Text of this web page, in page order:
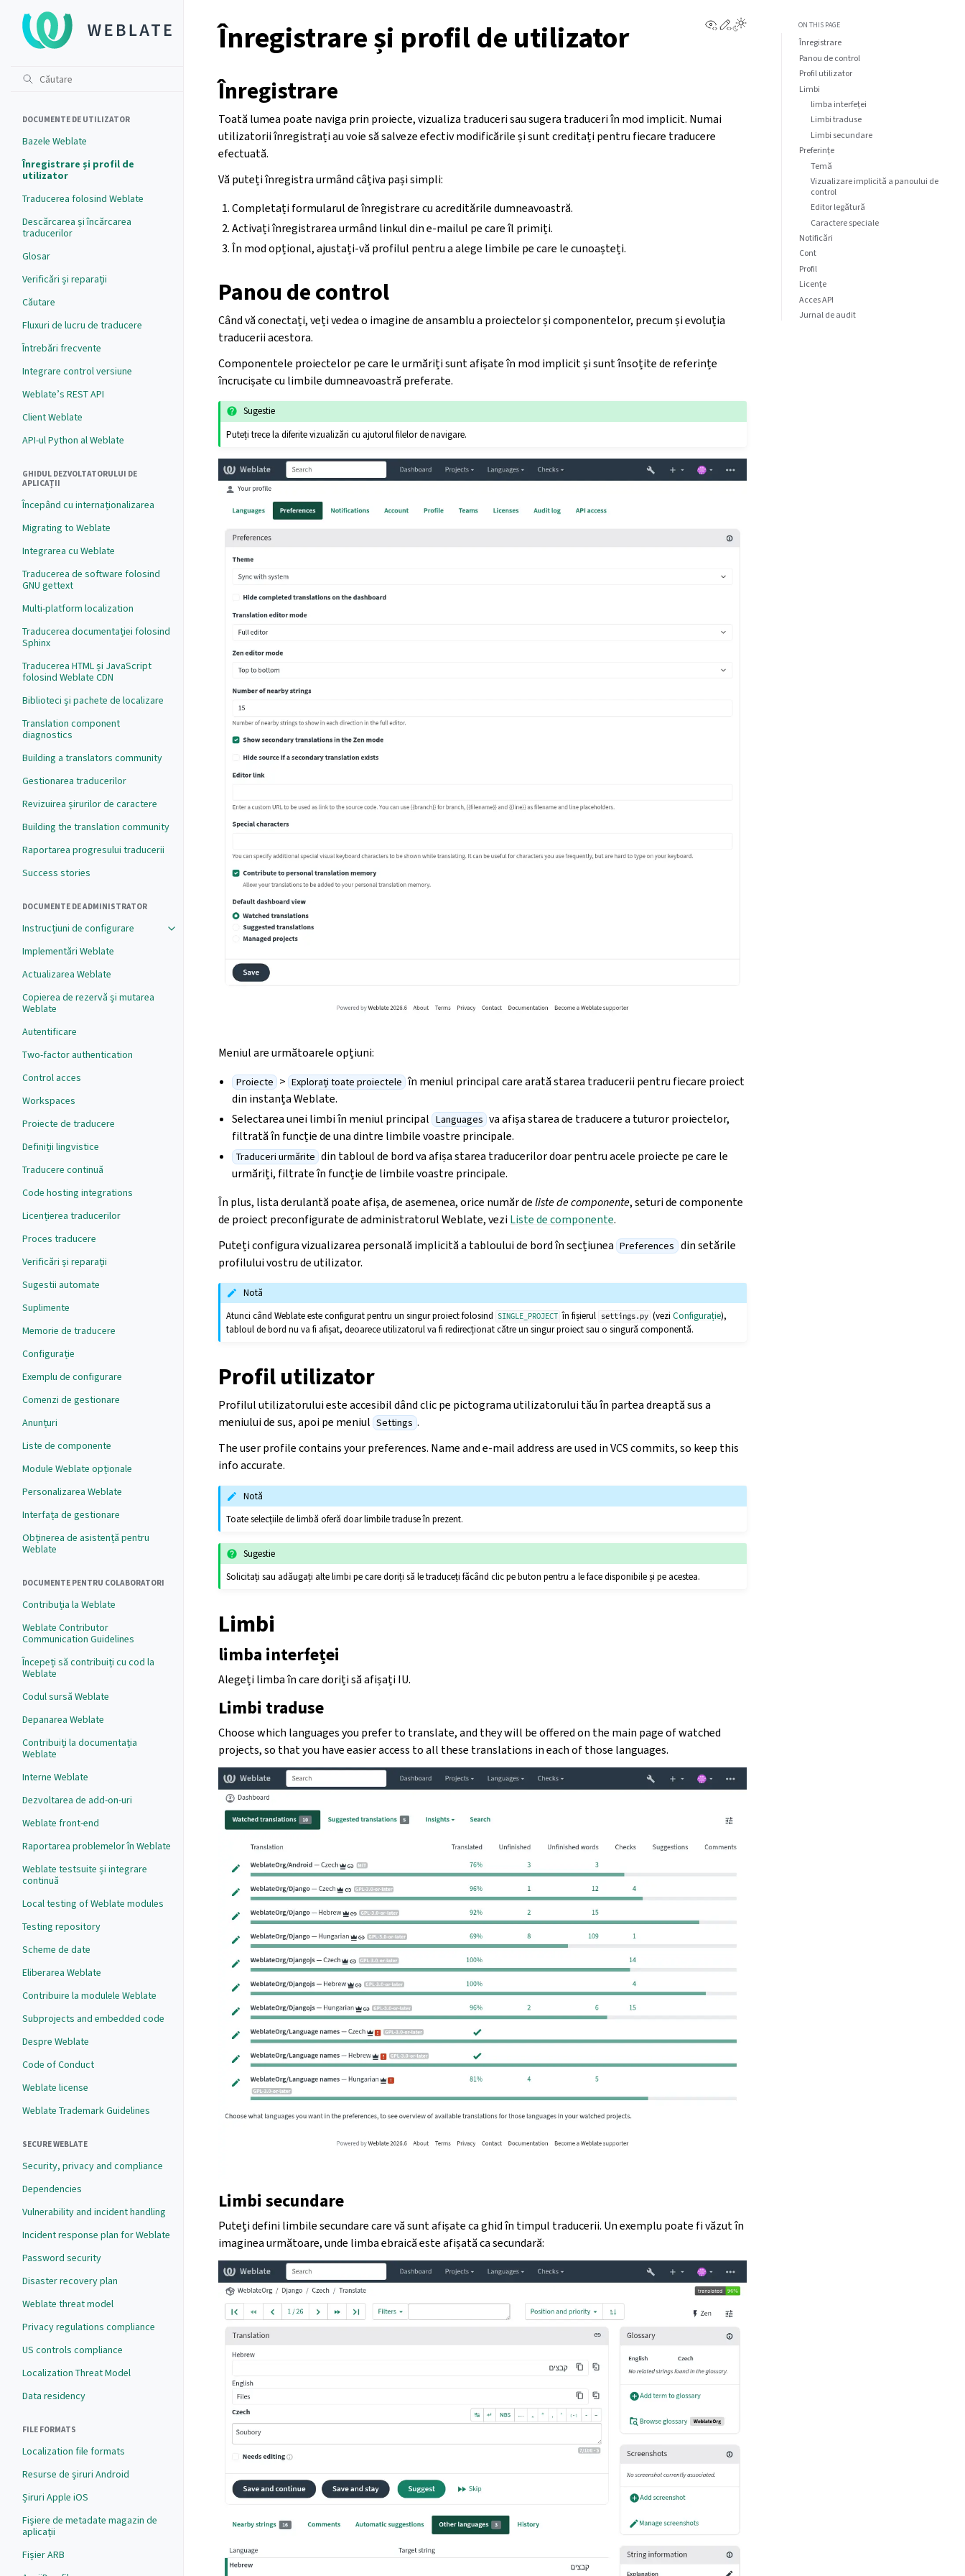
DOCUMENTE DE UTILIZATOR
Bazele Weblate
Înregistrare și profil de
utilizator
Traducerea folosind Weblate
Descărcarea și încărcarea
traducerilor
Glosar
Verificări și reparații
Căutare
Fluxuri de lucru de traducere
Întrebări frecvente
Integrare control versiune
Weblate’s REST API
Client Weblate
API-ul Python al Weblate
GHIDUL DEZVOLTATORULUI DE
APLICAȚII
Începând cu internaționalizarea
Migrating to Weblate
Integrarea cu Weblate
Traducerea de software folosind
GNU gettext
Multi-platform localization
Traducerea documentației folosind
Sphinx
Traducerea HTML și JavaScript
folosind Weblate CDN
Biblioteci și pachete de localizare
Translation component
diagnostics
Building a translators community
Gestionarea traducerilor
Revizuirea șirurilor de caractere
Building the translation community
Raportarea progresului traducerii
Success stories
DOCUMENTE DE ADMINISTRATOR
Instrucțiuni de configurare
Implementări Weblate
Actualizarea Weblate
Copierea de rezervă și mutarea
Weblate
Autentificare
Two-factor authentication
Control acces
Workspaces
Proiecte de traducere
Definiții lingvistice
Traducere continuă
Code hosting integrations
Licențierea traducerilor
Proces traducere
Verificări și reparații
Sugestii automate
Suplimente
Memorie de traducere
Configurație
Exemplu de configurare
Comenzi de gestionare
Anunțuri
Liste de componente
Module Weblate opționale
Personalizarea Weblate
Interfața de gestionare
Obținerea de asistență pentru
Weblate
DOCUMENTE PENTRU COLABORATORI
Contribuția la Weblate
Weblate Contributor
Communication Guidelines
Începeți să contribuiți cu cod la
Weblate
Codul sursă Weblate
Depanarea Weblate
Contribuiți la documentația
Weblate
Interne Weblate
Dezvoltarea de add-on-uri
Weblate front-end
Raportarea problemelor în Weblate
Weblate testsuite și integrare
continuă
Local testing of Weblate modules
Testing repository
Scheme de date
Eliberarea Weblate
Contribuire la modulele Weblate
Subprojects and embedded code
Despre Weblate
Code of Conduct
Weblate license
Weblate Trademark Guidelines
SECURE WEBLATE
Security, privacy and compliance
Dependencies
Vulnerability and incident handling
Incident response plan for Weblate
Password security
Disaster recovery plan
Weblate threat model
Privacy regulations compliance
US controls compliance
Localization Threat Model
Data residency
FILE FORMATS
Localization file formats
Resurse de șiruri Android
Șiruri Apple iOS
Fișiere de metadate magazin de
aplicații
Fișier ARB
View this page
Edit this page
Înregistrare și profil de utilizator
Înregistrare
Toată lumea poate naviga prin proiecte, vizualiza traduceri sau sugera traduceri în mod implicit. Numai
utilizatorii înregistrați au voie să salveze efectiv modificările și sunt creditați pentru fiecare traducere
efectuată.
Vă puteți înregistra urmând câțiva pași simpli:
Completați formularul de înregistrare cu acreditările dumneavoastră.
Activați înregistrarea urmând linkul din e-mailul pe care îl primiți.
În mod opțional, ajustați-vă profilul pentru a alege limbile pe care le cunoașteți.
Panou de control
Când vă conectați, veți vedea o imagine de ansamblu a proiectelor și componentelor, precum și evoluția
traducerii acestora.
Componentele proiectelor pe care le urmăriți sunt afișate în mod implicit și sunt însoțite de referințe
încrucișate cu limbile dumneavoastră preferate.
Sugestie
Puteți trece la diferite vizualizări cu ajutorul filelor de navigare.
Meniul are următoarele opțiuni:
Proiecte > Explorați toate proiectele în meniul principal care arată starea traducerii pentru fiecare proiect
din instanța Weblate.
Selectarea unei limbi în meniul principal Languages va afișa starea de traducere a tuturor proiectelor,
filtrată în funcție de una dintre limbile voastre principale.
Traduceri urmărite din tabloul de bord va afișa starea traducerilor doar pentru acele proiecte pe care le
urmăriți, filtrate în funcție de limbile voastre principale.
În plus, lista derulantă poate afișa, de asemenea, orice număr deliste de componente, seturi de componente
de proiect preconfigurate de administratorul Weblate, veziListe de componente.
Puteți configura vizualizarea personală implicită a tabloului de bord în secțiunea Preferences din setările
profilului vostru de utilizator.
Notă
Atunci când Weblate este configurat pentru un singur proiect folosind
SINGLE_PROJECT în fișierul settings.py (vezi Configurație),
tabloul de bord nu va fi afișat, deoarece utilizatorul va fi redirecționat către un singur proiect sau o singură componentă.
Profil utilizator
Profilul utilizatorului este accesibil dând clic pe pictograma utilizatorului tău în partea dreaptă sus a
meniului de sus, apoi pe meniul Settings .
The user profile contains your preferences. Name and e-mail address are used in VCS commits, so keep this
info accurate.
Notă
Toate selecțiile de limbă oferă doar limbile traduse în prezent.
Sugestie
Solicitați sau adăugați alte limbi pe care doriți să le traduceți făcând clic pe buton pentru a le face disponibile și pe acestea.
Limbi
limba interfeței
Alegeți limba în care doriți să afișați IU.
Limbi traduse
Choose which languages you prefer to translate, and they will be offered on the main page of watched
projects, so that you have easier access to all these translations in each of those languages.
Limbi secundare
Puteți defini limbile secundare care vă sunt afișate ca ghid în timpul traducerii. Un exemplu poate fi văzut în
imaginea următoare, unde limba ebraică este afișată ca secundară:
ON THIS PAGE
Înregistrare
Panou de control
Profil utilizator
Limbi
limba interfeței
Limbi traduse
Limbi secundare
Preferințe
Temă
Vizualizare implicită a panoului de
control
Editor legătură
Caractere speciale
Notificări
Cont
Profil
Licențe
Acces API
Jurnal de audit